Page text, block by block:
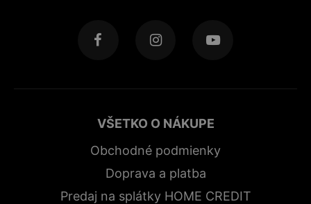
VŠETKO O NÁKUPE
Obchodné podmienky
Doprava a platba
Predaj na splátky HOME CREDIT